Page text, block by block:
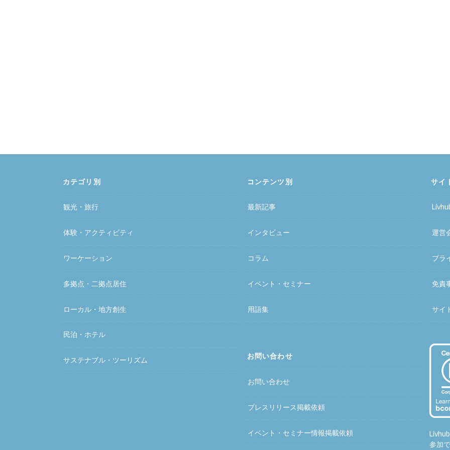
カテゴリ別
観光・旅行
体験・アクティビティ
ワーケーション
多拠点・二拠点居住
ローカル・地方創生
民泊・ホテル
サステナブル・ツーリズム
コンテンツ別
最新記事
インタビュー
コラム
イベント・セミナー
用語集
お問い合わせ
お問い合わせ
プレスリリース掲載依頼
イベント・セミナー情報掲載依頼
サイ
運営
プラ
免責
サイ
参加